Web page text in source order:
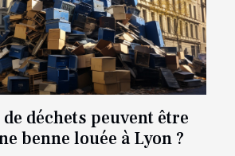
déchets peuvent être
benne louée à Lyon ?